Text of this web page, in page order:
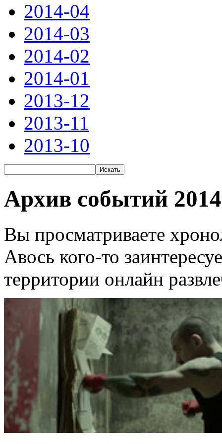
2014-04
2014-03
2014-02
2014-01
2013-12
2013-11
2013-10
Архив событий
Вы просматриваете
Авось кого-то
территории онлайн